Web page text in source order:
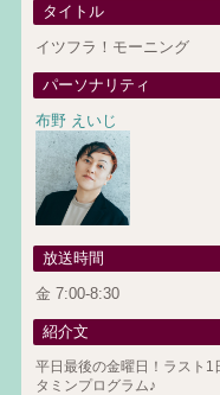
タイトル
イツフラ！モーニング
パーソナリティ
布野 えいじ
放送時間
金 7:00-8:30
紹介文
平日最後の金曜日！ラスト
タミンプログラム♪